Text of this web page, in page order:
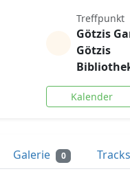
Treffpunkt
Götzis
Götzis
Kalender
Galerie 0 Tracks